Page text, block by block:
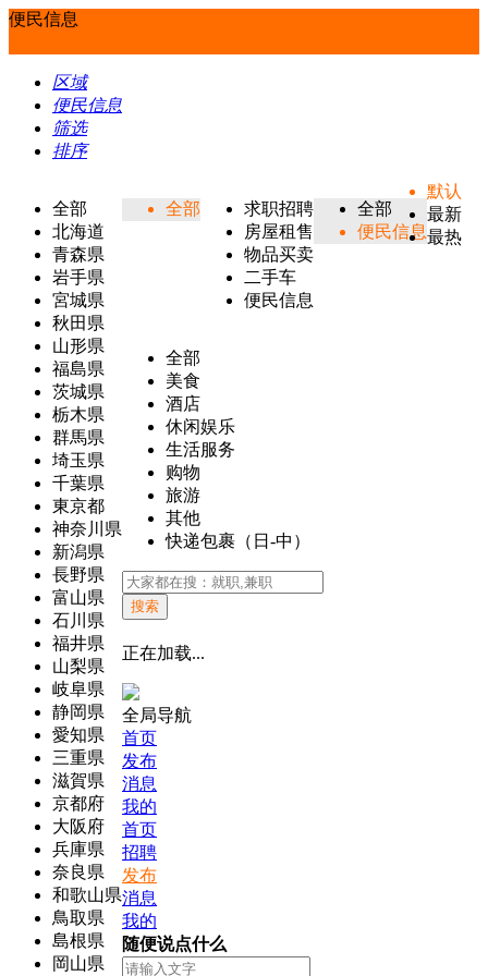
便民信息
区域
便民信息
筛选
排序
全部
北海道
青森県
岩手県
宮城県
秋田県
山形県
福島県
茨城県
栃木県
群馬県
埼玉県
千葉県
東京都
神奈川県
新潟県
長野県
富山県
石川県
福井県
山梨県
岐阜県
静岡県
愛知県
三重県
滋賀県
京都府
大阪府
兵庫県
奈良県
和歌山県
鳥取県
島根県
岡山県
全部
求职招聘
房屋租售
物品买卖
二手车
便民信息
全部
便民信息
全部
美食
酒店
休闲娱乐
生活服务
购物
旅游
其他
快递包裹（日-中）
默认
最新
最热
搜索
正在加载...
全局导航
首页
发布
消息
我的
首页
招聘
发布
消息
我的
随便说点什么